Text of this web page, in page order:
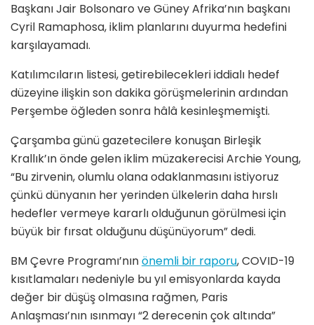
Başkanı Jair Bolsonaro ve Güney Afrika’nın başkanı
Cyril Ramaphosa, iklim planlarını duyurma hedefini
karşılayamadı.
Katılımcıların listesi, getirebilecekleri iddialı hedef
düzeyine ilişkin son dakika görüşmelerinin ardından
Perşembe öğleden sonra hâlâ kesinleşmemişti.
Çarşamba günü gazetecilere konuşan Birleşik
Krallık’ın önde gelen iklim müzakerecisi Archie Young,
“Bu zirvenin, olumlu olana odaklanmasını istiyoruz
çünkü dünyanın her yerinden ülkelerin daha hırslı
hedefler vermeye kararlı olduğunun görülmesi için
büyük bir fırsat olduğunu düşünüyorum” dedi.
BM Çevre Programı’nınönemli bir raporu, COVID-19
kısıtlamaları nedeniyle bu yıl emisyonlarda kayda
değer bir düşüş olmasına rağmen, Paris
Anlaşması’nın ısınmayı “2 derecenin çok altında”